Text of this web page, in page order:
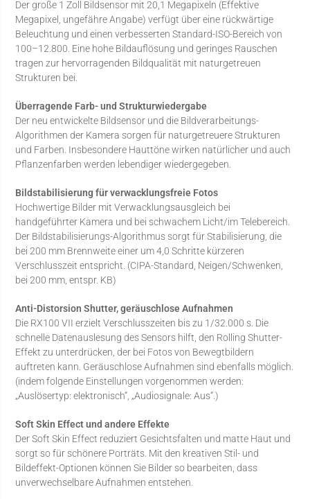
Der große 1 Zoll Bildsensor mit 20,1 Megapixeln (Effektive
Megapixel, ungefähre Angabe) verfügt über eine rückwärtige
Beleuchtung und einen verbesserten Standard-ISO-Bereich von
100–12.800. Eine hohe Bildauflösung und geringes Rauschen
tragen zur hervorragenden Bildqualität mit naturgetreuen
Strukturen bei.
Überragende Farb- und Strukturwiedergabe
Der neu entwickelte Bildsensor und die Bildverarbeitungs-
Algorithmen der Kamera sorgen für naturgetreuere Strukturen
und Farben. Insbesondere Hauttöne wirken natürlicher und auch
Pflanzenfarben werden lebendiger wiedergegeben.
Bildstabilisierung für verwacklungsfreie Fotos
Hochwertige Bilder mit Verwacklungsausgleich bei
handgeführter Kamera und bei schwachem Licht/im Telebereich.
Der Bildstabilisierungs-Algorithmus sorgt für Stabilisierung, die
bei 200 mm Brennweite einer um 4,0 Schritte kürzeren
Verschlusszeit entspricht. (CIPA-Standard, Neigen/Schwenken,
bei 200 mm, entspr. KB)
Anti-Distorsion Shutter, geräuschlose Aufnahmen
Die RX100 VII erzielt Verschlusszeiten bis zu 1/32.000 s. Die
schnelle Datenauslesung des Sensors hilft, den Rolling Shutter-
Effekt zu unterdrücken, der bei Fotos von Bewegtbildern
auftreten kann. Geräuschlose Aufnahmen sind ebenfalls möglich.
(indem folgende Einstellungen vorgenommen werden:
„Auslösertyp: elektronisch“, „Audiosignale: Aus“.)
Soft Skin Effect und andere Effekte
Der Soft Skin Effect reduziert Gesichtsfalten und matte Haut und
sorgt so für schönere Porträts. Mit den kreativen Stil- und
Bildeffekt-Optionen können Sie Bilder so bearbeiten, dass
unverwechselbare Aufnahmen entstehen.